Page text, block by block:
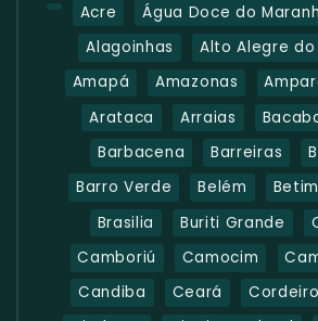
Acre Água Doce do
Alagoinhas
Alto Alegre do
Amapá
Amazonas
Arataca
Arraias
Barbacena
Barreiras
Barro Verde
Belém Betim
Brasilia
Buriti Grande
Camboriú
Camocim
Candiba
Ceará Cordeiro